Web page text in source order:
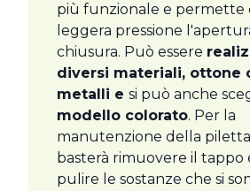
più funzionale e permette
leggera pressione
chiusura. Può essere
diversi materiali, ottone
metalli e si può anche
modello colorato. Per la
manutenzione della piletta
basterà rimuovere il tappo
pulire le sostanze che si